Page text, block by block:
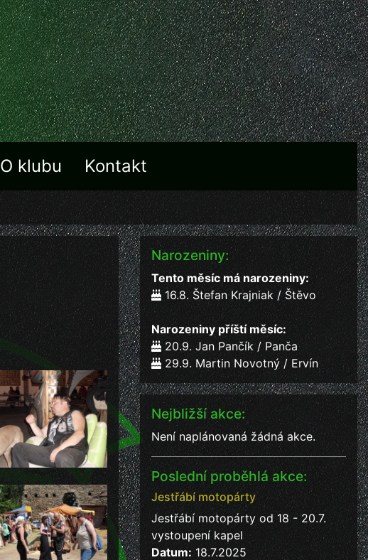
O klubu Kontakt
Narozeniny:
Tento měsíc má narozeniny:
16.8. Štefan Krajniak / Štěvo
Narozeniny příští měsíc:
20.9. Jan Pančík / Panča
29.9. Martin Novotný / Ervín
Nejbližší akce:
Není naplánovaná žádná akce.
Poslední proběhlá akce:
Jestřábí motopárty
Jestřábí motopárty od 18 - 20.7.
vystoupení kapel
Datum:18.7.2025